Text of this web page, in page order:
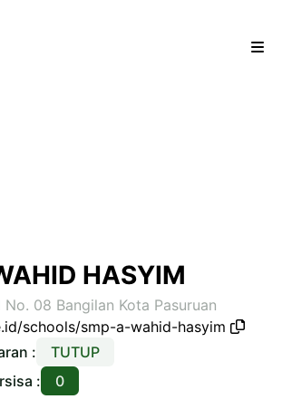
HASYIM
No. 08 Bangilan Kota Pasuruan
schools/smp-a-wahid-hasyim
:
TUTUP
:
0